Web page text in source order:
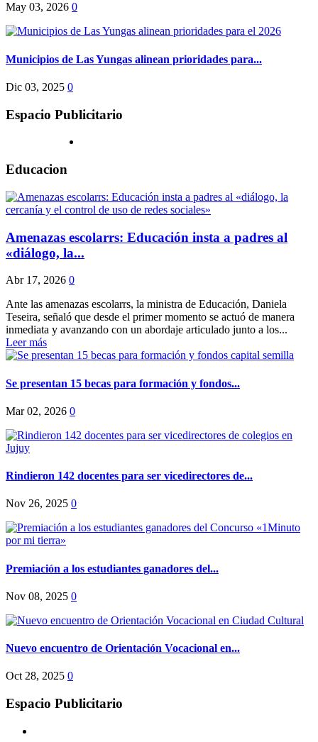
May 03, 2026 0
Municipios de Las Yungas alinean prioridades para...
Dic 03, 2025 0
Espacio Publicitario
Educacion
Amenazas escolarrs: Educación insta a padres al
«diálogo, la...
Abr 17, 2026 0
Ante las amenazas escolarrs, la ministra de Educación, Daniela
Teseira, señaló que desde el primer momento se actuó de manera
inmediata y avanzando con un abordaje articulado junto a los...
Leer más
Se presentan 15 becas para formación y fondos...
Mar 02, 2026 0
Rindieron 142 docentes para ser vicedirectores de...
Nov 26, 2025 0
Premiación a los estudiantes ganadores del...
Nov 08, 2025 0
Nuevo encuentro de Orientación Vocacional en...
Oct 28, 2025 0
Espacio Publicitario